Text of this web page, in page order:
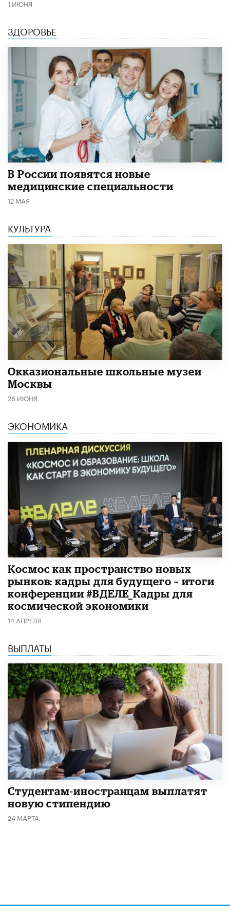
1 ИЮНЯ
ЗДОРОВЬЕ
В России появятся новые
медицинские специальности
12 МАЯ
КУЛЬТУРА
​Окказиональные школьные музеи
Москвы
26 ИЮНЯ
ЭКОНОМИКА
Космос как пространство новых
рынков: кадры для будущего – итоги
конференции #ВДЕЛЕ_Кадры для
космической экономики
14 АПРЕЛЯ
ВЫПЛАТЫ
Студентам-иностранцам выплатят
новую стипендию
24 МАРТА